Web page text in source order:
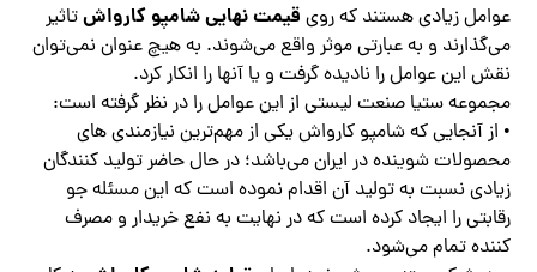
عوامل زیادی هستند که روی قیمت نهایی شامپو کارواشتاثیر
می‌گذارند و به عبارتی موثر واقع می‌شوند. به هیچ عنوان نمی‌توان
نقش این عوامل را نادیده گرفت و یا آنها را انکار کرد.
مجموعه ستیا صنعت لیستی از این عوامل را در نظر گرفته است:
• از آنجایی که شامپو کارواش یکی از مهم‌ترین نیازمندی‌ های
محصولات شوینده در ایران می‌باشد؛ در حال حاضر تولید کنندگان
زیادی نسبت به تولید آن اقدام نموده است که این مسئله جو
رقابتی را ایجاد کرده است که در نهایت به نفع خریدار و مصرف
کننده تمام می‌شود.